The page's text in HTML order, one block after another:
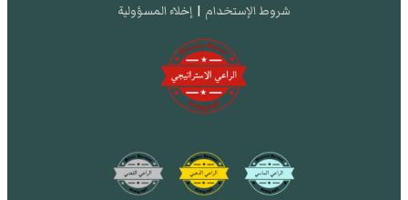
شروط الإستخدام | إخلاء المسؤولية